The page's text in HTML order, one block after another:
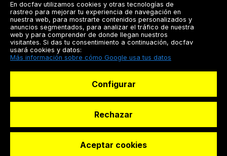
Registrarse
Docfav
© Dashboard Technologies S.L
En docfav utilizamos cookies y otras tecnologías de
rastreo para mejorar tu experiencia de navegación en
nuestra web, para mostrarte contenidos personalizados y
anuncios segmentados, para analizar el tráfico de nuestra
web y para comprender de donde llegan nuestros
visitantes. Si das tu consentimiento a continuación, docfav
usará cookies y datos:
Más información sobre cómo Google usa tus datos
Configurar
Rechazar
Aceptar cookies